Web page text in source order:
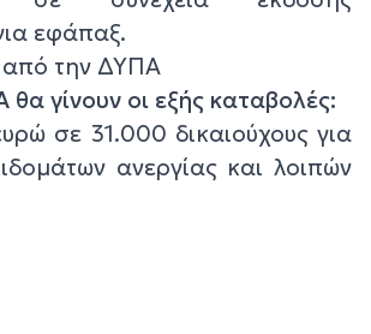
εφάπαξ.
την ΔΥΠΑ
γίνουν οι εξής καταβολές:
σε 31.000 δικαιούχους για
ανεργίας και λοιπών